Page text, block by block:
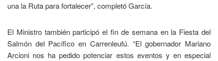
una la Ruta para fortalecer”, completó García.
El Ministro también participó el fin de semana en la Fiesta del
Salmón del Pacífico en Carrenleufú. “El gobernador Mariano
Arcioni nos ha pedido potenciar estos eventos y en especial